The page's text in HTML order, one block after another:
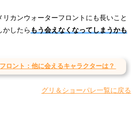
リカンウォーターフロントにも長いこと
かしたら もう会えなくなってしまうかも
ロント：他に会えるキャラクターは？
グリ＆ショーパレ一覧に戻る